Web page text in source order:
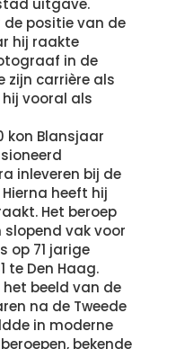
uitgave.
de positie van de
hij raakte
in de
zijn carrière als
vooral als
kon Blansjaar
inleveren bij de
heeft hij
Het beroep
vak voor
op 71 jarige
te Den Haag.
beeld van de
na de Tweede
in moderne
bekende